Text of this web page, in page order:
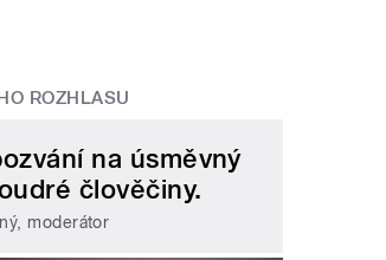
ROZHLASU
na úsměvný
člověčiny.
moderátor